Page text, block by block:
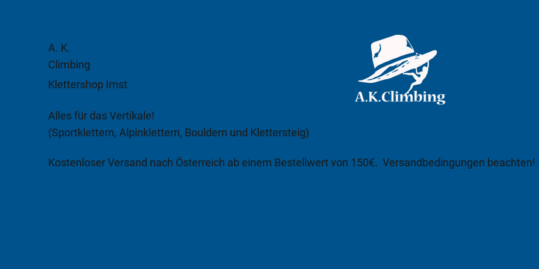
A. K.
Climbing
Klettershop Imst
Alles für das Vertikale!
(Sportklettern, Alpinklettern, Bouldern und Klettersteig)
Kostenloser Versand nach Österreich ab einem Bestellwert von 150€. Versandbedingungen beachten!